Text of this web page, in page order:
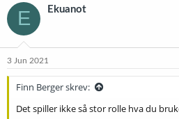
E Ekuanot
3 Jun 2021
Finn Berger skrev:
Det spiller ikke så stor rolle hva du